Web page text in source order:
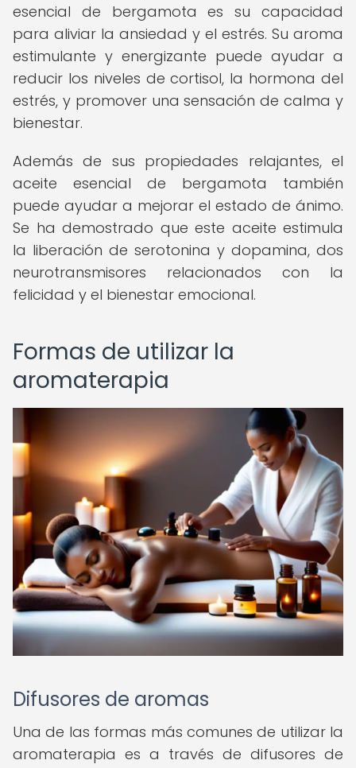
esencial de bergamota es su capacidad
para aliviar la ansiedad y el estrés. Su aroma
estimulante y energizante puede ayudar a
reducir los niveles de cortisol, la hormona del
estrés, y promover una sensación de calma y
bienestar.
Además de sus propiedades relajantes, el
aceite esencial de bergamota también
puede ayudar a mejorar el estado de ánimo.
Se ha demostrado que este aceite estimula
la liberación de serotonina y dopamina, dos
neurotransmisores relacionados con la
felicidad y el bienestar emocional.
Formas de utilizar la
aromaterapia
Difusores de aromas
Una de las formas más comunes de utilizar la
aromaterapia es a través de difusores de